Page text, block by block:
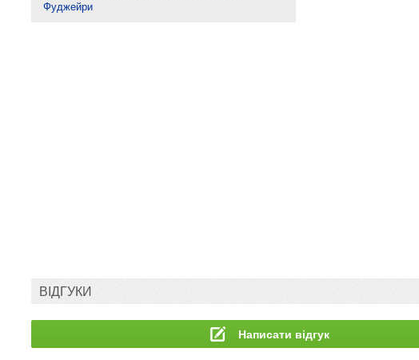
Фуджейри
ВІДГУКИ
Написати відгук